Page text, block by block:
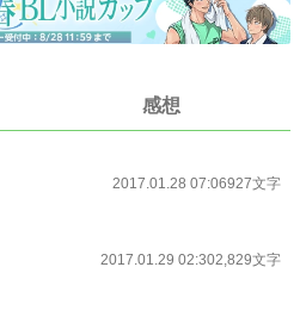
感想
2017.01.28 07:06927文字
2017.01.29 02:302,829文字